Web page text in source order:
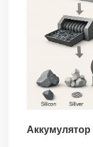
Аккумулятор